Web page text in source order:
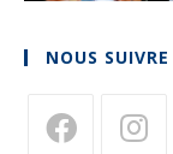
NOUS SUIVRE